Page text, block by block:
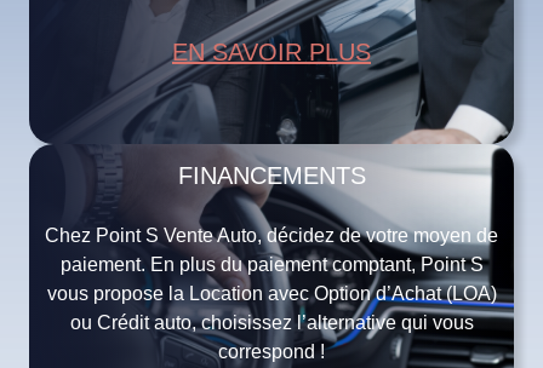
EN SAVOIR PLUS
FINANCEMENTS
Chez Point S Vente Auto, décidez de votre moyen de
paiement. En plus du paiement comptant, Point S
vous propose la Location avec Option d’Achat (LOA)
ou Crédit auto, choisissez l’alternative qui vous
correspond !